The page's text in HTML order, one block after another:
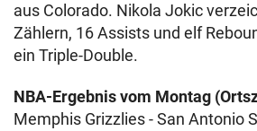
aus Colorado. Nikola Jokic
Zählern, 16 Assists und elf
ein Triple-Double.
NBA-Ergebnis vom Montag
Memphis Grizzlies - San Antonio